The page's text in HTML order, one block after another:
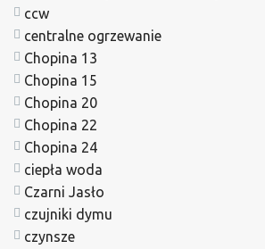
ccw
centralne ogrzewanie
Chopina 13
Chopina 15
Chopina 20
Chopina 22
Chopina 24
ciepła woda
Czarni Jasło
czujniki dymu
czynsze